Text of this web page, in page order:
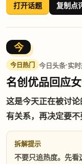
打开话题 复制点
今
今日热门 今日头条·实
名创优品回应
这是今天正在被讨
有关系，再决定要不
拆解提示
不要只追热度。先看